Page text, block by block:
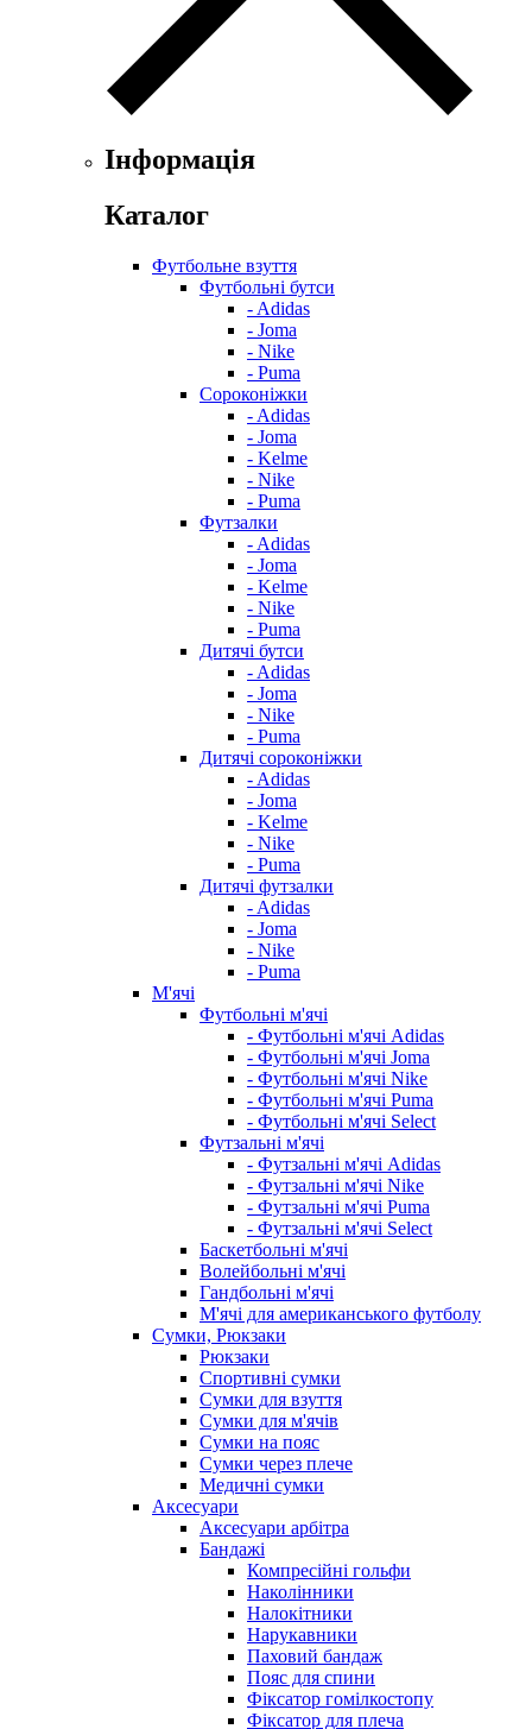
Інформація
Каталог
Футбольне взуття
Футбольні бутси
- Adidas
- Joma
- Nike
- Puma
Сороконіжки
- Adidas
- Joma
- Kelme
- Nike
- Puma
Футзалки
- Adidas
- Joma
- Kelme
- Nike
- Puma
Дитячі бутси
- Adidas
- Joma
- Nike
- Puma
Дитячі сороконіжки
- Adidas
- Joma
- Kelme
- Nike
- Puma
Дитячі футзалки
- Adidas
- Joma
- Nike
- Puma
М'ячі
Футбольні м'ячі
- Футбольні м'ячі Adidas
- Футбольні м'ячі Joma
- Футбольні м'ячі Nike
- Футбольні м'ячі Puma
- Футбольні м'ячі Select
Футзальні м'ячі
- Футзальні м'ячі Adidas
- Футзальні м'ячі Nike
- Футзальні м'ячі Puma
- Футзальні м'ячі Select
Баскетбольні м'ячі
Волейбольні м'ячі
Гандбольні м'ячі
М'ячі для американського футболу
Сумки, Рюкзаки
Рюкзаки
Спортивні сумки
Сумки для взуття
Сумки для м'ячів
Сумки на пояс
Сумки через плече
Медичні сумки
Аксесуари
Аксесуари арбітра
Бандажі
Компресійні гольфи
Наколінники
Налокітники
Нарукавники
Паховий бандаж
Пояс для спини
Фіксатор гомілкостопу
Фіксатор для плеча